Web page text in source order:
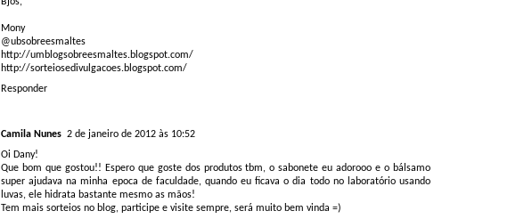
Mony
@ubsobreesmaltes
http://umblogsobreesmaltes.blogspot.com/
http://sorteiosedivulgacoes.blogspot.com/
Responder
Camila Nunes 2 de janeiro de 2012 às 10:52
Oi Dany!
Que bom que gostou!! Espero que goste dos produtos tbm, o sabonete eu adorooo e o bálsamo
super ajudava na minha epoca de faculdade, quando eu ficava o dia todo no laboratório usando
luvas, ele hidrata bastante mesmo as mãos!
Tem mais sorteios no blog, participe e visite sempre, será muito bem vinda =)